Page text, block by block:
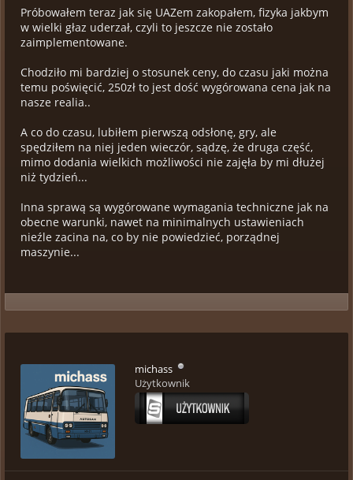
Próbowałem teraz jak się UAZem zakopałem, fizyka jakbym
w wielki głaz uderzał, czyli to jeszcze nie zostało
zaimplementowane.
Chodziło mi bardziej o stosunek ceny, do czasu jaki można
temu poświęcić, 250zł to jest dość wygórowana cena jak na
nasze realia..
A co do czasu, lubiłem pierwszą odsłonę, gry, ale
spędziłem na niej jeden wieczór, sądzę, że druga część,
mimo dodania wielkich możliwości nie zajęła by mi dłużej
niż tydzień...
Inna sprawą są wygórowane wymagania techniczne jak na
obecne warunki, nawet na minimalnych ustawieniach
nieźle zacina na, co by nie powiedzieć, porządnej
maszynie...
michass
Użytkownik